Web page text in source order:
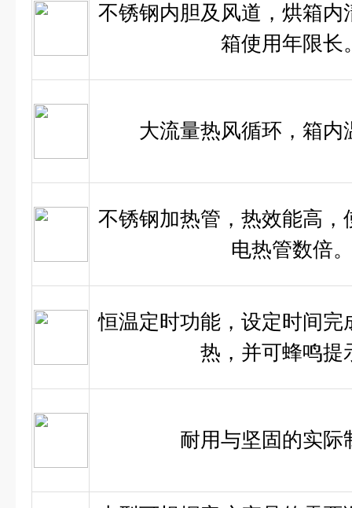
不锈钢内胆及风道，烘箱内
箱使用年限长
大流量热风循环，箱内
不锈钢加热管，热效能高，
电热管数倍
恒温定时功能，设定时间完
热，并可蜂鸣提
耐用与坚固的实际